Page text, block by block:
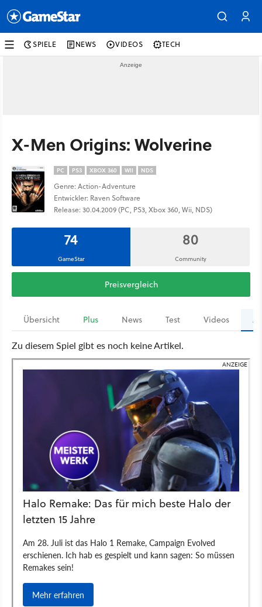
SPIELE NEWS VIDEOS TECH
X-Men Origins: Wolverine
PC PS3 XBOX 360 WII NDS
Genre: Action-Adventure
Entwickler: Raven Software
Release: 30.04.2009 (PC, PS3, Xbox 360, Wii, NDS)
74
GameStar
80
Community
Preisvergleich
Übersicht Plus News Test Videos
Zu diesem Spiel gibt es noch keine Artikel.